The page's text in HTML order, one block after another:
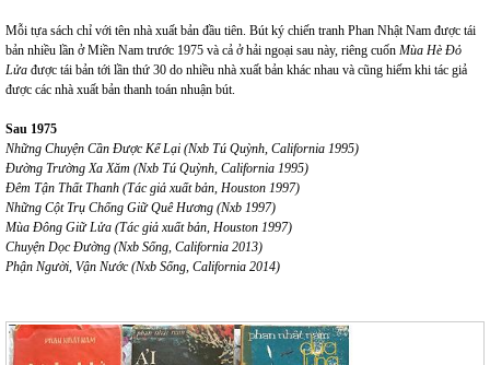
Mỗi tựa sách chỉ với tên nhà xuất bản đầu tiên. Bút ký chiến tranh Phan Nhật Nam được tái
bản nhiều lần ở Miền Nam trước 1975 và cả ở hải ngoại sau này, riêng cuốn Mùa Hè Đỏ
Lửa được tái bản tới lần thứ 30 do nhiều nhà xuất bản khác nhau và cũng hiếm khi tác giả
được các nhà xuất bản thanh toán nhuận bút.
Sau 1975
Những Chuyện Cần Được Kể Lại (Nxb Tú Quỳnh, California 1995)
Đường Trường Xa Xăm (Nxb Tú Quỳnh, California 1995)
Đêm Tận Thất Thanh (Tác giả xuất bản, Houston 1997)
Những Cột Trụ Chống Giữ Quê Hương (Nxb 1997)
Mùa Đông Giữ Lửa (Tác giả xuất bản, Houston 1997)
Chuyện Dọc Đường (Nxb Sống, California 2013)
Phận Người, Vận Nước (Nxb Sống, California 2014)